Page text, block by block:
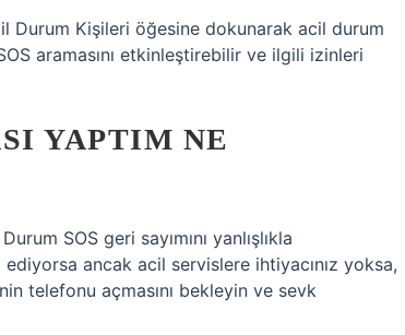
Durum Kişileri öğesine dokunarak acil durum
aramasını etkinleştirebilir ve ilgili izinleri
YAPTIM NE
SOS geri sayımını yanlışlıkla
ediyorsa ancak acil servislere ihtiyacınız yoksa,
telefonu açmasını bekleyin ve sevk